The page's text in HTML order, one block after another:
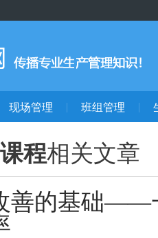
现场管理 班组管理
程相关文章
善的基础——